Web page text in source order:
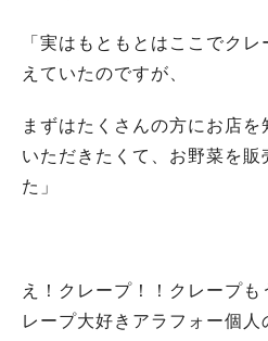
「実はもともとはここでク
えていたのですが、
まずはたくさんの方にお店
いただきたくて、お野菜を販
た」
え！クレープ！！クレープ
レープ大好きアラフォー個人